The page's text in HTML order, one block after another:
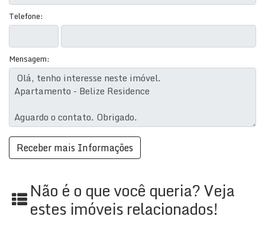
Telefone:
Mensagem:
Não é o que você queria? Veja
estes imóveis relacionados!